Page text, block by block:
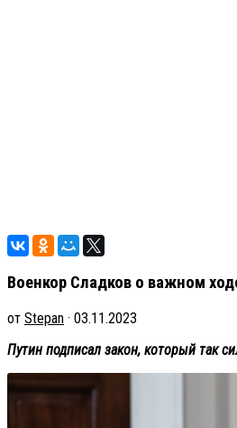
Военкор Сладков о важном
от Stepan · 03.11.2023
Путин подписал закон, который так